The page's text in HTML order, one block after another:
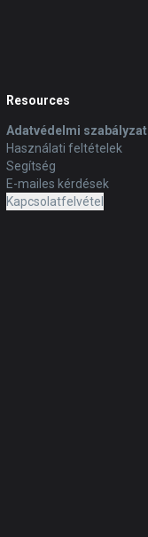
Resources
Adatvédelmi szabályzat
Használati feltételek
Segítség
E-mailes kérdések
Kapcsolatfelvétel